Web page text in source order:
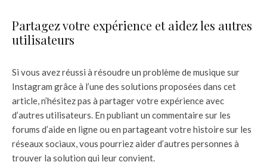
Partagez votre expérience et aidez les autres
utilisateurs
Si vous avez réussi à résoudre un problème de musique sur
Instagram grâce à l’une des solutions proposées dans cet
article, n’hésitez pas à partager votre expérience avec
d’autres utilisateurs. En publiant un commentaire sur les
forums d’aide en ligne ou en partageant votre histoire sur les
réseaux sociaux, vous pourriez aider d’autres personnes à
trouver la solution qui leur convient.